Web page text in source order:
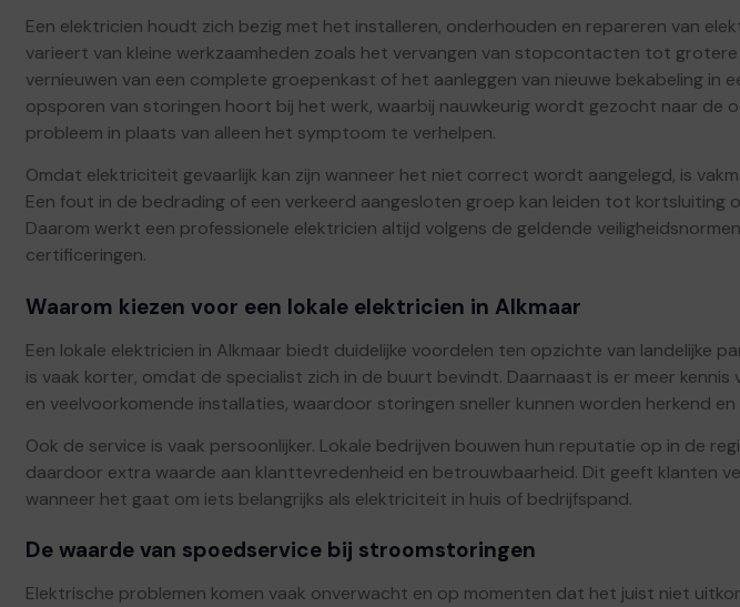
Een elektricien houdt zich bezig met het installeren, onderhouden en repareren van
varieert van kleine werkzaamheden zoals het vervangen van stopcontacten tot
vernieuwen van een complete groepenkast of het aanleggen van nieuwe bekabeling in
opsporen van storingen hoort bij het werk, waarbij nauwkeurig wordt gezocht naar de
probleem in plaats van alleen het symptoom te verhelpen.
Omdat elektriciteit gevaarlijk kan zijn wanneer het niet correct wordt aangelegd, is
Een fout in de bedrading of een verkeerd aangesloten groep kan leiden tot kortsluiting
Daarom werkt een professionele elektricien altijd volgens de geldende
certificeringen.
Waarom kiezen voor een lokale elektricien in Alkmaar
Een lokale elektricien in Alkmaar biedt duidelijke voordelen ten opzichte van landelijke
is vaak korter, omdat de specialist zich in de buurt bevindt. Daarnaast is er meer kennis
en veelvoorkomende installaties, waardoor storingen sneller kunnen worden herkend
Ook de service is vaak persoonlijker. Lokale bedrijven bouwen hun reputatie op in de
daardoor extra waarde aan klanttevredenheid en betrouwbaarheid. Dit geeft klanten
wanneer het gaat om iets belangrijks als elektriciteit in huis of bedrijfspand.
De waarde van spoedservice bij stroomstoringen
Elektrische problemen komen vaak onverwacht en op momenten dat het juist niet